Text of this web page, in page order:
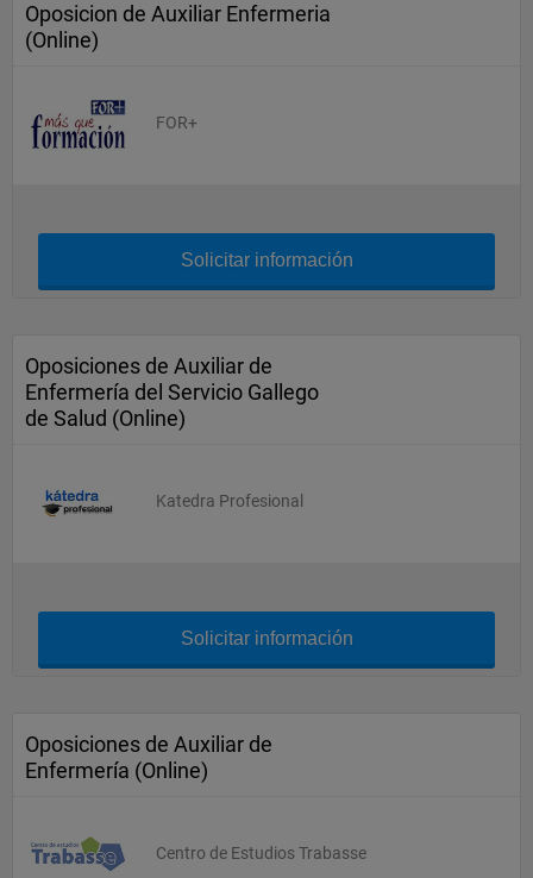
Oposicion de Auxiliar Enfermeria
(Online)
FOR+
Solicitar información
Oposiciones de Auxiliar de
Enfermería del Servicio Gallego
de Salud (Online)
Katedra Profesional
Solicitar información
Oposiciones de Auxiliar de
Enfermería (Online)
Centro de Estudios Trabasse